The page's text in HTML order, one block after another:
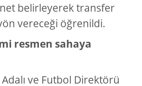
belirleyerek transfer
vereceği öğrenildi.
resmen sahaya
ve Futbol Direktörü